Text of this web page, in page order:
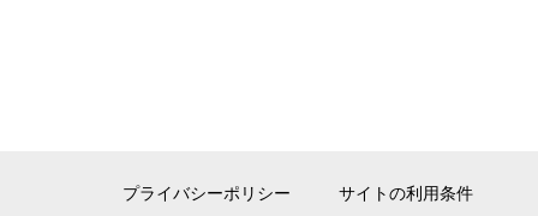
プライバシーポリシー サイトの利用条件